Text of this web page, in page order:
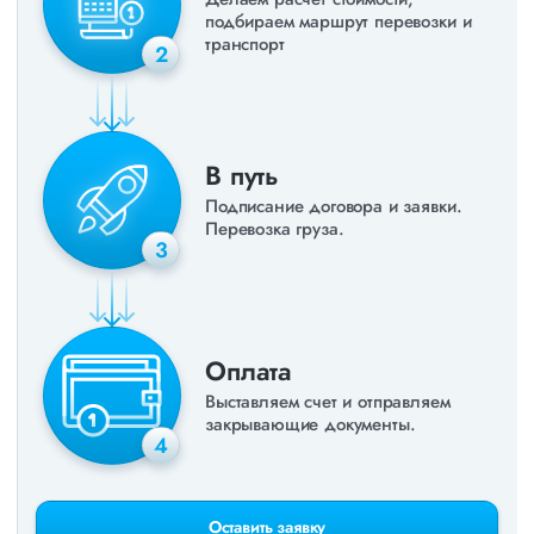
2
подбираем маршрут перевозки и
транспорт
3
В путь
Подписание договора и заявки.
Перевозка груза.
4
Оплата
Выставляем счет и отправляем
закрывающие документы.
Оставить заявку